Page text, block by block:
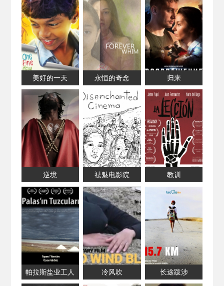
美好的一天 永恒的奇念 归来
逆境 祛魅电影院 教训
帕拉斯盐业工人 冷风吹 长途跋涉